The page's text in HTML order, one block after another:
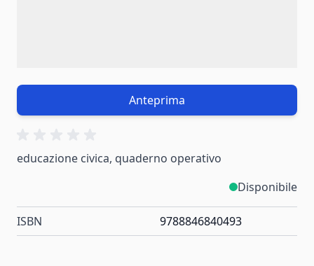
Anteprima
educazione civica, quaderno operativo
Disponibile
ISBN 9788846840493